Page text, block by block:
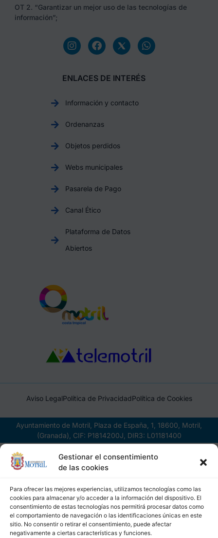
Gestionar el consentimiento
de las cookies
Para ofrecer las mejores experiencias, utilizamos tecnologías como las
cookies para almacenar y/o acceder a la información del dispositivo. El
consentimiento de estas tecnologías nos permitirá procesar datos como
el comportamiento de navegación o las identificaciones únicas en este
sitio. No consentir o retirar el consentimiento, puede afectar
negativamente a ciertas características y funciones.
OT 2. “Garantizar un mejor uso de las tecnologías de
información”;
ENLACES DE INTERÉS
Información y contacto
Ordenanzas
Objetos perdidos
Webs municipales
Pasarela de Pago
Canal Ético
Plataforma de Datos
Abiertos
Aviso LegalPolítica de PrivacidadPolítica de Cookies
Ayuntamiento de Motril, Plaza de España, 1, 18600, Motril,
(Granada), CIF: P1814200J, DIR3: L01181400